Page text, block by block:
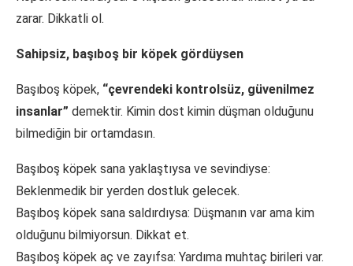
zarar. Dikkatli ol.
Sahipsiz, başıboş bir köpek gördüysen
Başıboş köpek, “çevrendeki kontrolsüz, güvenilmez
insanlar” demektir. Kimin dost kimin düşman olduğunu
bilmediğin bir ortamdasın.
Başıboş köpek sana yaklaştıysa ve sevindiyse:
Beklenmedik bir yerden dostluk gelecek.
Başıboş köpek sana saldırdıysa: Düşmanın var ama kim
olduğunu bilmiyorsun. Dikkat et.
Başıboş köpek aç ve zayıfsa: Yardıma muhtaç birileri var.